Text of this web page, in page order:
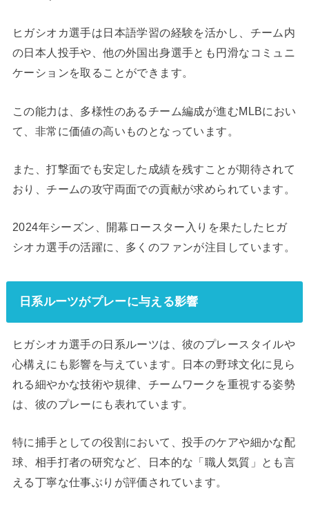
ヒガシオカ選手は日本語学習の経験を活かし、チーム内
の日本人投手や、他の外国出身選手とも円滑なコミュニ
ケーションを取ることができます。
この能力は、多様性のあるチーム編成が進むMLBにおい
て、非常に価値の高いものとなっています。
また、打撃面でも安定した成績を残すことが期待されて
おり、チームの攻守両面での貢献が求められています。
2024年シーズン、開幕ロースター入りを果たしたヒガ
シオカ選手の活躍に、多くのファンが注目しています。
日系ルーツがプレーに与える影響
ヒガシオカ選手の日系ルーツは、彼のプレースタイルや
心構えにも影響を与えています。日本の野球文化に見ら
れる細やかな技術や規律、チームワークを重視する姿勢
は、彼のプレーにも表れています。
特に捕手としての役割において、投手のケアや細かな配
球、相手打者の研究など、日本的な「職人気質」とも言
える丁寧な仕事ぶりが評価されています。